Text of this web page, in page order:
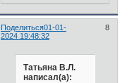
Поделиться 8
01-01-
2024 19:48:32
Татьяна В.Л.
написал(а):